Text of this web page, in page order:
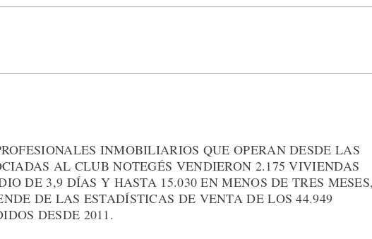
INMOBILIARIOS QUE OPERAN DESDE LAS
AL CLUB NOTEGÉS VENDIERON 2.175 VIVIENDAS
DE 3,9 DÍAS Y HASTA 15.030 EN MENOS DE TRES MESES,
DE LAS ESTADÍSTICAS DE VENTA DE LOS 44.949
DESDE 2011.